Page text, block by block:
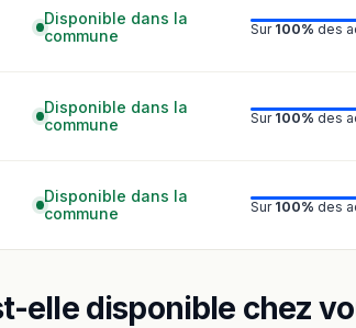
Disponible dans la
commune
Sur 100% des
Disponible dans la
commune
Sur 100% des
Disponible dans la
commune
Sur 100% des
elle disponible chez